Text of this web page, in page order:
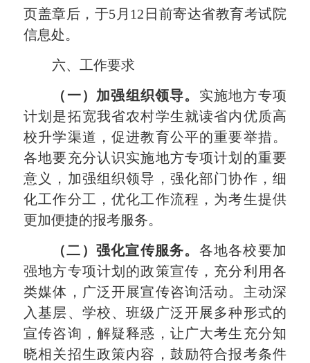
页盖章后，于5月 12 日前寄达省教育考试院
信息处。
六、工作要求
（一）加强组织领导。 实施地方专项
计划是拓宽我省农村学生就读省内优质高
校升学渠道，促进教育公平的重要举措。
各地要充分认识实施地方专项计划的重要
意义，加强组织领导，强化部门协作，细
化工作分工，优化工作流程，为考生提供
更加便捷的报考服务。
（二） 强化宣传服务。 各地各校要加
强地方专项计划的政策宣传，充分利用各
类媒体， 广泛开展宣传咨询活动。 主动深
入基层、学校、班级广泛开展多种形式的
宣传咨询，解疑释惑，让广大考生充分知
晓相关招生政策内容，鼓励符合报考条件